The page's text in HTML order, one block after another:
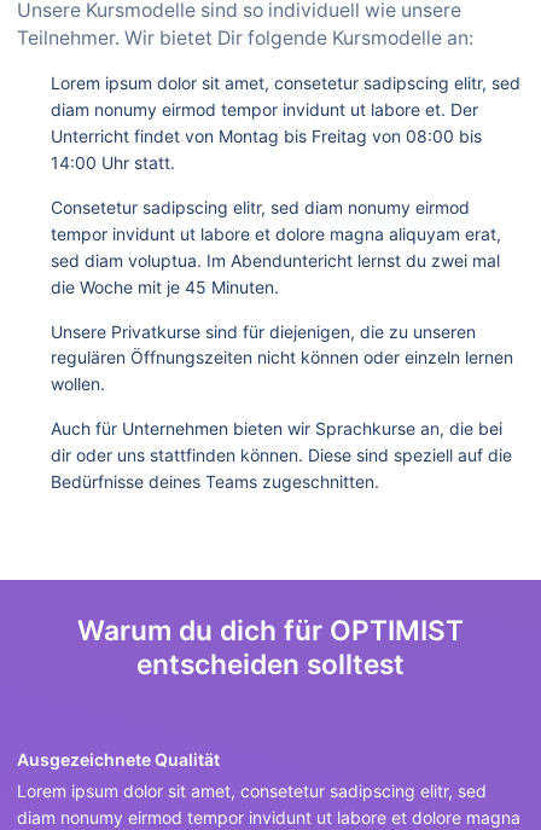
Unsere Kursmodelle sind so individuell wie unsere
Teilnehmer. Wir bietet Dir folgende Kursmodelle an:
Lorem ipsum dolor sit amet, consetetur sadipscing elitr, sed
diam nonumy eirmod tempor invidunt ut labore et. Der
Unterricht findet von Montag bis Freitag von 08:00 bis
14:00 Uhr statt.
Consetetur sadipscing elitr, sed diam nonumy eirmod
tempor invidunt ut labore et dolore magna aliquyam erat,
sed diam voluptua. Im Abenduntericht lernst du zwei mal
die Woche mit je 45 Minuten.
Unsere Privatkurse sind für diejenigen, die zu unseren
regulären Öffnungszeiten nicht können oder einzeln lernen
wollen.
Auch für Unternehmen bieten wir Sprachkurse an, die bei
dir oder uns stattfinden können. Diese sind speziell auf die
Bedürfnisse deines Teams zugeschnitten.
Warum du dich für OPTIMIST
entscheiden solltest
Ausgezeichnete Qualität
Lorem ipsum dolor sit amet, consetetur sadipscing elitr, sed
diam nonumy eirmod tempor invidunt ut labore et dolore magna